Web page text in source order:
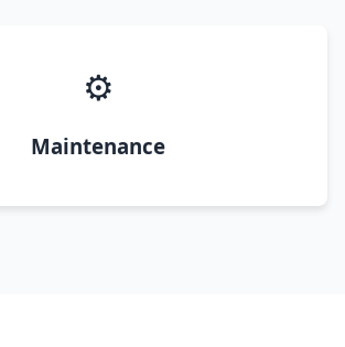
⚙️
Maintenance